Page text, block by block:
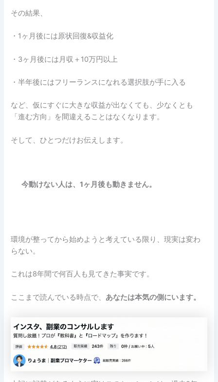
その結果、
・1ヶ月後には原状回復&収益化
・3ヶ月後には月収＋10万円以上
・半年後にはフリーランスになれる選択肢が手に入る
など、仮にすぐに大きな収益が出なくても、少なくとも
「進む方向」を間違えることはなくなります。
そして、ひとつだけお伝えします。
今動けない人は、1ヶ月後も動きません。
環境が整ってから始めようと考えている限り、現実は変わ
らない。
これは8年間で何百人も見てきた事実です。
ここまで読んでいる時点で、 あなたは本気の側にいます。